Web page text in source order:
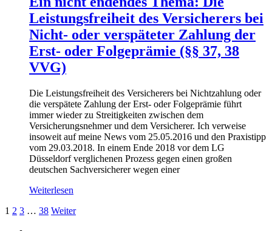
Leistungsfreiheit des Versicherers bei
Nicht- oder verspäteter Zahlung der
Erst- oder Folgeprämie (§§ 37, 38
VVG)
Die Leistungsfreiheit des Versicherers bei Nichtzahlung oder
die verspätete Zahlung der Erst- oder Folgeprämie führt
immer wieder zu Streitigkeiten zwischen dem
Versicherungsnehmer und dem Versicherer. Ich verweise
insoweit auf meine News vom 25.05.2016 und den Praxistipp
vom 29.03.2018. In einem Ende 2018 vor dem LG
Düsseldorf verglichenen Prozess gegen einen großen
deutschen Sachversicherer wegen einer
Weiterlesen
Seitennummerierung
1 2 3 … 38 Weiter